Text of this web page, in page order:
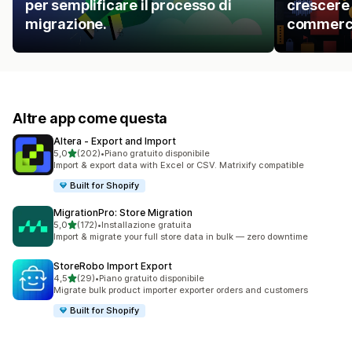
per semplificare il processo di
migrazione.
Altre app come questa
Altera ‑ Export and Import
5,0stelle su 5
(202)
202 recensioni totali
•Piano gratuito disponibile
Import & export data with Excel or CSV. Matrixify compatible
Built for Shopify
MigrationPro: Store Migration
5,0stelle su 5
(172)
172 recensioni totali
•Installazione gratuita
Import & migrate your full store data in bulk — zero downtime
StoreRobo Import Export
4,5stelle su 5
(29)
29 recensioni totali
•Piano gratuito disponibile
Migrate bulk product importer exporter orders and customers
Built for Shopify